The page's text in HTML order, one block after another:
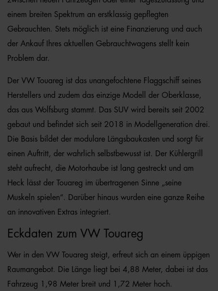
einem breiten Spektrum an erstklassig gepflegten
Gebrauchten. Stets möglich ist eine Finanzierung und auch
der Ankauf Ihres aktuellen Gebrauchtwagens stellt kein
Problem dar.
Der VW Touareg ist das unangefochtene Flaggschiff seines
Herstellers und zudem das einzige Modell der Oberklasse,
das aus Wolfsburg stammt. Das SUV wird bereits seit 2002
gebaut und befindet sich seit 2018 in Modellgeneration drei.
Die Basis bildet der modulare Längsbaukasten und sorgt für
einen Auftritt, der wahrlich selbstbewusst ist. Der Kühlergrill
steht aufrecht, die Motorhaube ist lang gestreckt und am
Heck lässt der Touareg im übertragenen Sinne „seine
Muskeln spielen“. Darüber hinaus wurden eine ganze Reihe
an innovativen Extras integriert.
Eckdaten zum VW Touareg
Wer in den VW Touareg steigt, erfreut sich an einem üppigen
Raumangebot. Die Länge liegt bei 4,88 Meter, dabei ist das
Fahrzeug 1,98 Meter breit und 1,72 Meter hoch.